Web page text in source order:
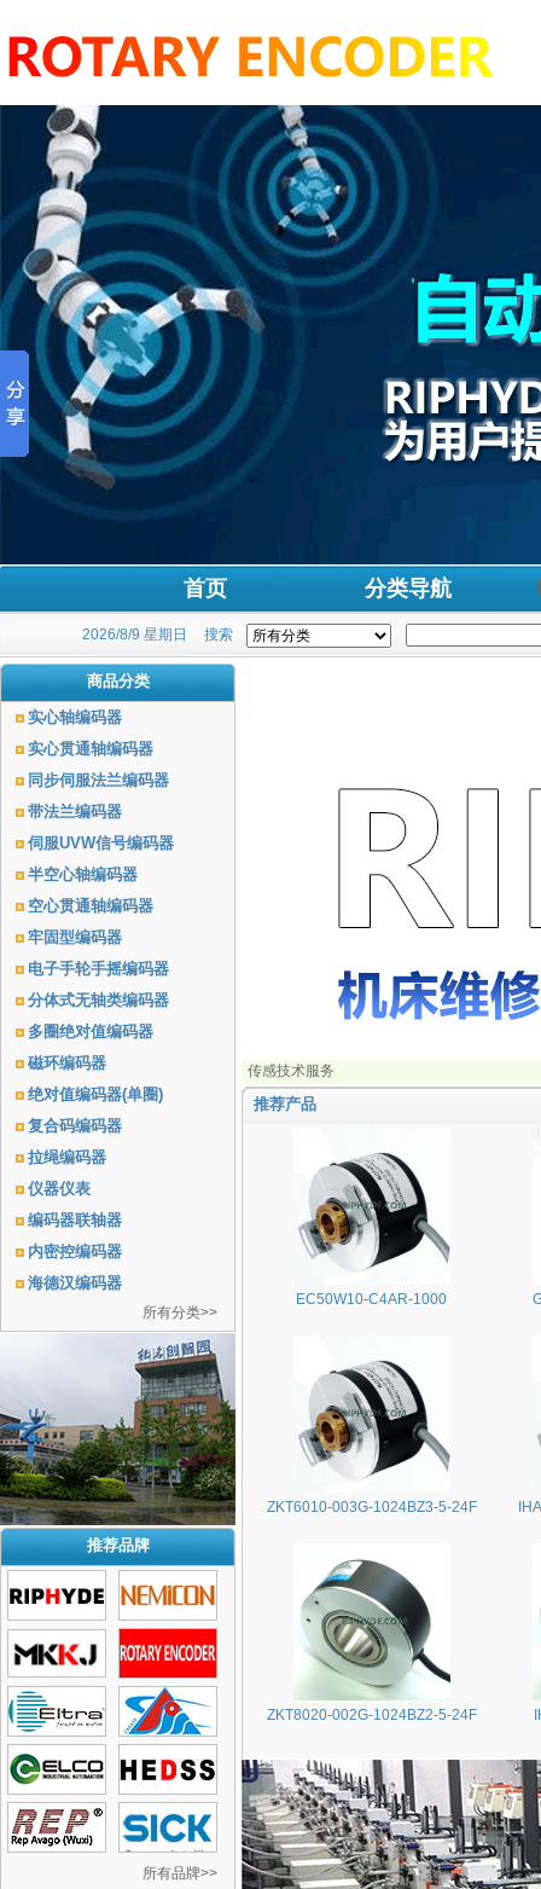
首页 分类导航
2026/8/9 星期日 搜索
商品分类
实心轴编码器
实心贯通轴编码器
同步伺服法兰编码器
带法兰编码器
伺服UVW信号编码器
半空心轴编码器
空心贯通轴编码器
牢固型编码器
电子手轮手摇编码器
分体式无轴类编码器
多圈绝对值编码器
磁环编码器
绝对值编码器(单圈)
复合码编码器
拉绳编码器
仪器仪表
编码器联轴器
内密控编码器
海德汉编码器
所有分类>>
推荐品牌
所有品牌>>
传感技术服务
推荐产品
EC50W10-C4AR-1000
ZKT6010-003G-1024BZ3-5-24F
ZKT8020-002G-1024BZ2-5-24F